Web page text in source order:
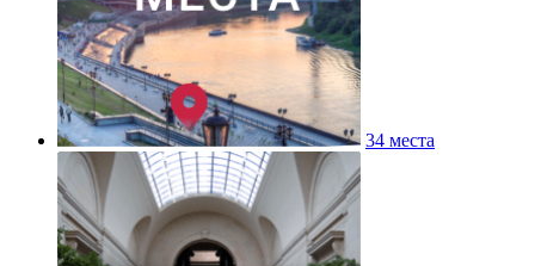
34 места